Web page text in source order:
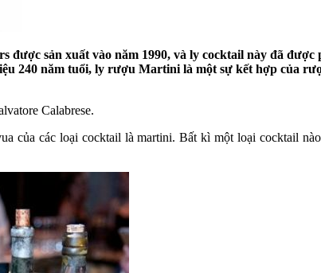
sản xuất vào năm 1990, và ly cocktail này đã được
240 năm tuổi, ly rượu Martini là một sự kết hợp của
Calabrese.
của các loại cocktail là martini. Bất kì một loại cocktail